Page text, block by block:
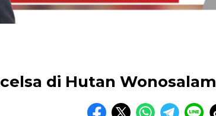
di Hutan Wonosalam